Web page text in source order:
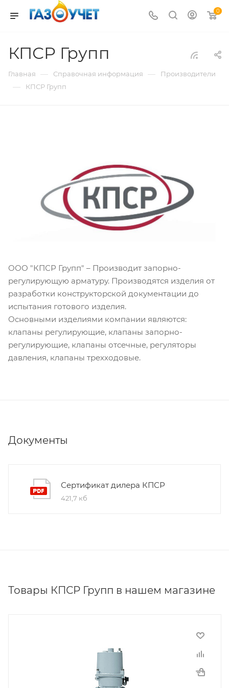
0
КПСР Групп
Главная — Справочная информация — Производители
— КПСР Групп
ООО "КПСР Групп" – Производит запорно-
регулирующую арматуру. Производятся изделия от
разработки конструкторской документации до
испытания готового изделия.
Основными изделиями компании являются:
клапаны регулирующие, клапаны запорно-
регулирующие, клапаны отсечные, регуляторы
давления, клапаны трехходовые.
Документы
Сертификат дилера КПСР
421,7 кб
Товары КПСР Групп в нашем магазине